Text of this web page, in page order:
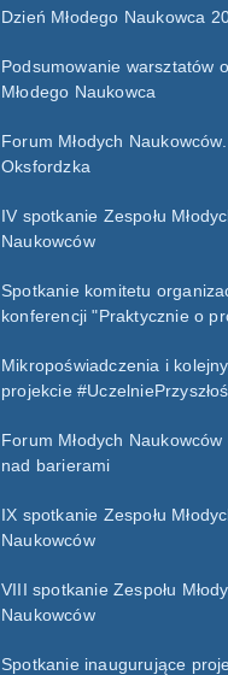
Dzień Młodego Naukowca
Podsumowanie warsztatów
Młodego Naukowca
Forum Młodych
Oksfordzka
IV spotkanie Zespołu
Naukowców
Spotkanie komitetu
konferencji "Praktycznie o
Mikropoświadczenia i
projekcie
Forum Młodych
nad barierami
IX spotkanie Zespołu
Naukowców
VIII spotkanie Zespołu
Naukowców
Spotkanie inaugurujące